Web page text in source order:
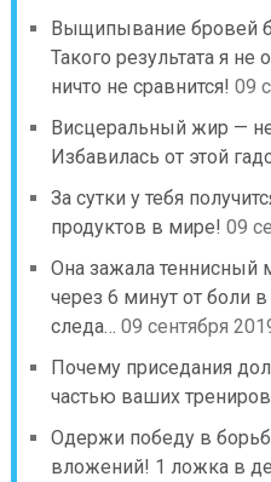
Выщипывание бровей
Такого результата я не
ничто не сравнится! 09
Висцеральный жир —
Избавилась от этой
За сутки у тебя
продуктов в мире! 09
Она зажала теннисный
через 6 минут от боли
следа… 09 сентября
Почему приседания
частью ваших
Одержи победу в
вложений! 1 ложка в